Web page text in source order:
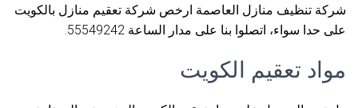
شركة تنظيف منازل العاصمة ارخص شركة تعقيم منازل بالكويت
على حدا سواء، اتصلوا بنا على مدار الساعة 55549242.
مواد تعقيم الكويت